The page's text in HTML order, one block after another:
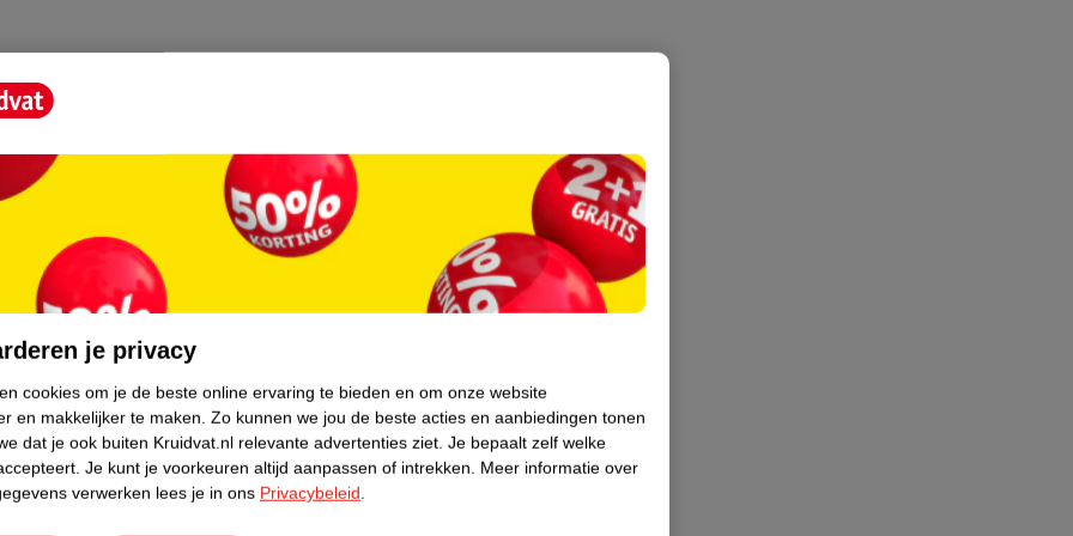
BENZYL SALICYLATE, LIMONENE,
ETHYLHEXYL SALICYLATE,
BENZYL ALCOHOL, BHT, CI 60730
je privacy
cookies om je de beste online ervaring te bieden en om onze website
en makkelijker te maken. Zo kunnen we jou de beste acties en aanbiedingen tonen
dat je ook buiten Kruidvat.nl relevante advertenties ziet. Je bepaalt zelf welke
Je kunt je voorkeuren altijd aanpassen of intrekken. Meer informatie over
verwerken lees je in ons Privacybeleid.